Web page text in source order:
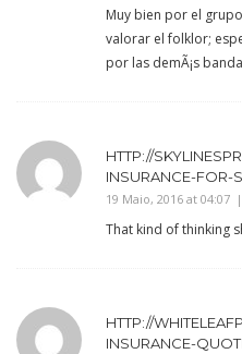
Muy bien por el
valorar el folklor;
por las demÃ¡s
HTTP://
INSURANCE-FOR-
19 Maio, 2016 at 04:07
That kind of thinking
HTTP://
INSURANCE-